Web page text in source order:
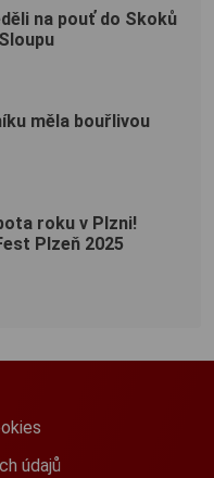
na pouť do Skoků
měla bouřlivou
roku v Plzni!
Plzeň 2025
údajů